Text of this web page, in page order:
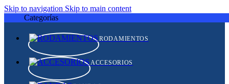
Skip to navigation Skip to main content
Categorías
RODAMIENTOS
ACCESORIOS